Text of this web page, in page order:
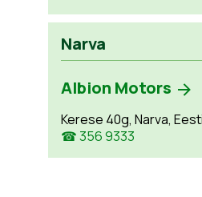
Narva
Albion Motors
Kerese 40g, Narva, Eesti
☎ 356 9333